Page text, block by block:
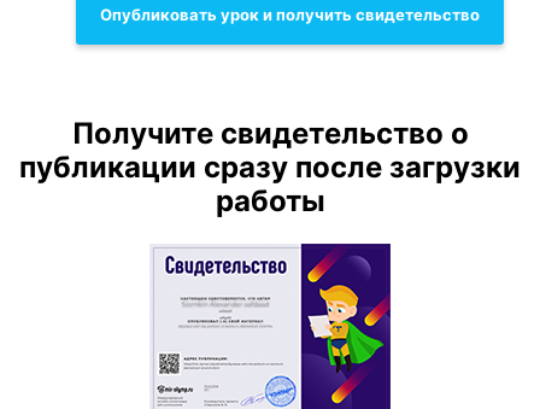
Опубликовать урок и получить свидетельство
Получите свидетельство о
публикации сразу после загрузки
работы